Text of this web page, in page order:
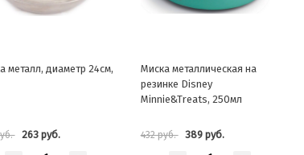
металл, диаметр 24см,
263 руб.
Миска металлическая на
резинке Disney
Minnie&Treats, 250мл
432 руб. 389 руб.